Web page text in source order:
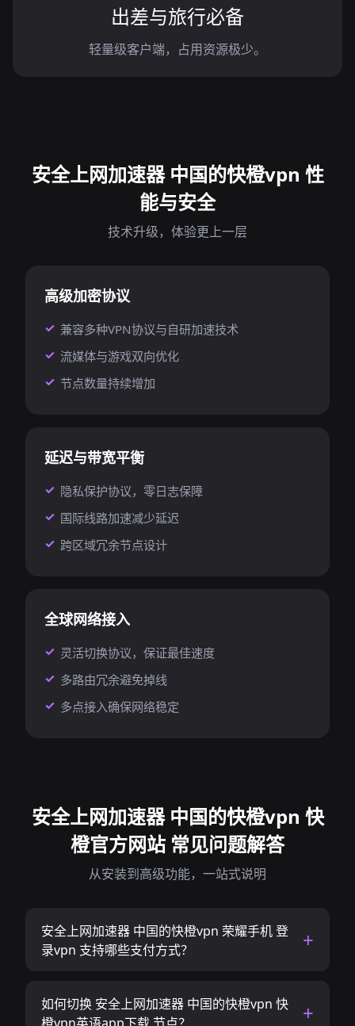
出差与旅行必备
轻量级客户端，占用资源极少。
安全上网加速器 中国的快橙vpn 性
能与安全
技术升级，体验更上一层
高级加密协议
兼容多种VPN协议与自研加速技术
流媒体与游戏双向优化
节点数量持续增加
延迟与带宽平衡
隐私保护协议，零日志保障
国际线路加速减少延迟
跨区域冗余节点设计
全球网络接入
灵活切换协议，保证最佳速度
多路由冗余避免掉线
多点接入确保网络稳定
安全上网加速器 中国的快橙vpn 快
橙官方网站 常见问题解答
从安装到高级功能，一站式说明
安全上网加速器 中国的快橙vpn 荣耀手机 登
录vpn 支持哪些支付方式？
如何切换 安全上网加速器 中国的快橙vpn 快